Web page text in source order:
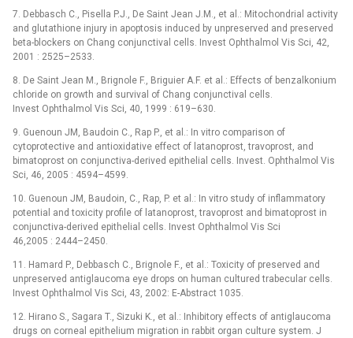
7. Debbasch C., Pisella P.J., De Saint Jean J.M., et al.: Mitochondrial activity
and glutathione injury in apoptosis induced by unpreserved and preserved
beta-blockers on Chang conjunctival cells. Invest Ophthalmol Vis Sci, 42,
2001 : 2525–2533.
8. De Saint Jean M., Brignole F., Briguier A.F. et al.: Effects of benzalkonium
chloride on growth and survival of Chang conjunctival cells.
Invest Ophthalmol Vis Sci, 40, 1999 : 619–630.
9. Guenoun JM, Baudoin C., Rap P., et al.: In vitro comparison of
cytoprotective and antioxidative effect of latanoprost, travoprost, and
bimatoprost on conjunctiva-derived epithelial cells. Invest. Ophthalmol Vis
Sci, 46, 2005 : 4594–4599.
10. Guenoun JM, Baudoin, C., Rap, P. et al.: In vitro study of inflammatory
potential and toxicity profile of latanoprost, travoprost and bimatoprost in
conjunctiva-derived epithelial cells. Invest Ophthalmol Vis Sci
46,2005 : 2444–2450.
11. Hamard P., Debbasch C., Brignole F., et al.: Toxicity of preserved and
unpreserved antiglaucoma eye drops on human cultured trabecular cells.
Invest Ophthalmol Vis Sci, 43, 2002: E-Abstract 1035.
12. Hirano S., Sagara T., Sizuki K., et al.: Inhibitory effects of antiglaucoma
drugs on corneal epithelium migration in rabbit organ culture system. J